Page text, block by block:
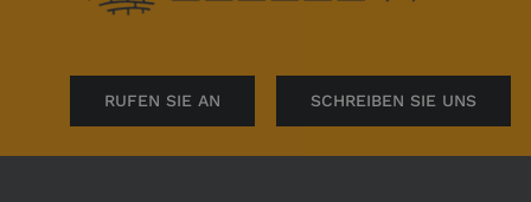
RUFEN SIE AN SCHREIBEN SIE UNS